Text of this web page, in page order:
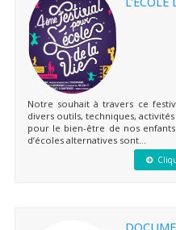
Notre souhait à travers ce
divers outils, techniques,
pour le bien-être de nos
d’écoles alternatives sont...